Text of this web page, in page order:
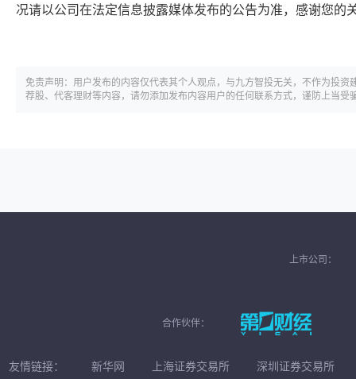
况请以公司在法定信息披露媒体发布的公告为准，感谢您的
免责声明：用户发布的内容仅代表其个人观点，与九方智投无关，不作为投
荐股、代客理财等内容，请勿添加发布内容用户的任何联系方式，谨防上当受
上市公司：
合作伙伴：
友情链接： 新华网 上海证券交易所 深圳证券交易所